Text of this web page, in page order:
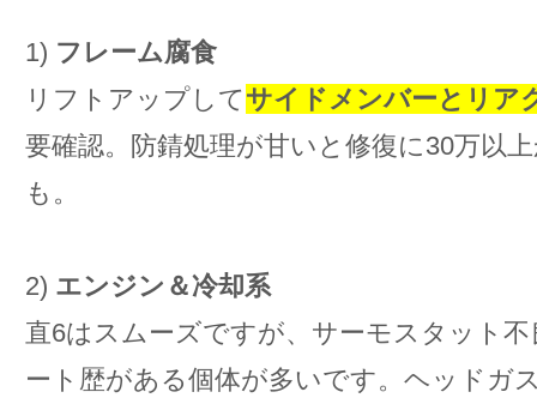
1) フレーム腐食
リフトアップしてサイドメンバーとリア
要確認。防錆処理が甘いと修復に30万以
も。
2) エンジン＆冷却系
直6はスムーズですが、サーモスタット
ート歴がある個体が多いです。ヘッドガ